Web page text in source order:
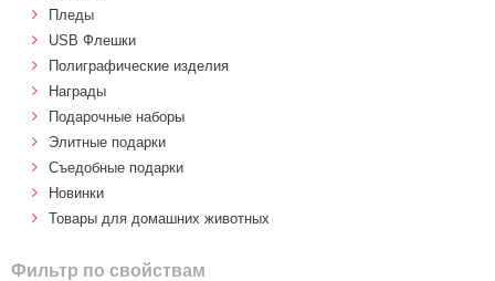
Пледы
USB Флешки
Полиграфические изделия
Награды
Подарочные наборы
Элитные подарки
Cъедобные подарки
Новинки
Товары для домашних животных
Фильтр по свойствам